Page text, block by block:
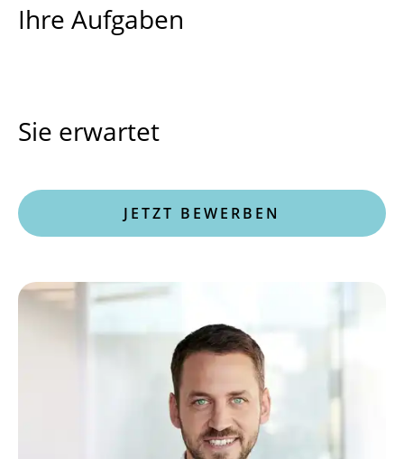
Ihre Aufgaben
Sie erwartet
JETZT BEWERBEN